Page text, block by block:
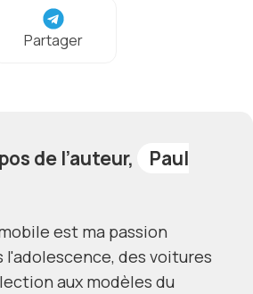
Partager
de l’auteur,
Paul
est ma passion
l'adolescence, des voitures
aux modèles du